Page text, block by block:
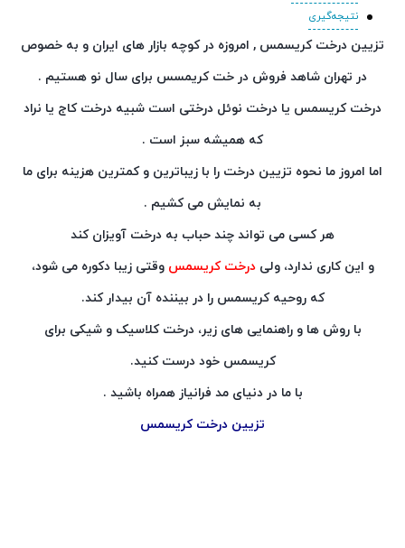
نتیجه‌گیری
تزیین درخت کریسمس , امروزه در کوچه بازار های ایران و به خصوص
در تهران شاهد فروش در خت کریمسس برای سال نو هستیم .
درخت کریسمس یا درخت نوئل درختی است شبیه درخت کاج یا نراد
که همیشه سبز است .
اما امروز ما نحوه تزیین درخت را با زیباترین و کمترین هزینه برای ما
به نمایش می کشیم .
هر کسی می تواند چند حباب به درخت آویزان کند
و این کاری ندارد، ولیدرخت کریسمس وقتی زیبا دکوره می شود،
که روحیه کریسمس را در بیننده آن بیدار کند.
با روش ها و راهنمایی های زیر، درخت کلاسیک و شیکی برای
کریسمس خود درست کنید.
با ما در دنیای مد فرانیاز همراه باشید .
تزیین درخت کریسمس